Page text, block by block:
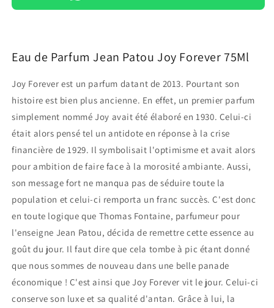
Eau de Parfum Jean Patou Joy Forever 75Ml
Joy Forever est un parfum datant de 2013. Pourtant son
histoire est bien plus ancienne. En effet, un premier parfum
simplement nommé Joy avait été élaboré en 1930. Celui-ci
était alors pensé tel un antidote en réponse à la crise
financière de 1929. Il symbolisait l'optimisme et avait alors
pour ambition de faire face à la morosité ambiante. Aussi,
son message fort ne manqua pas de séduire toute la
population et celui-ci remporta un franc succès. C'est donc
en toute logique que Thomas Fontaine, parfumeur pour
l'enseigne Jean Patou, décida de remettre cette essence au
goût du jour. Il faut dire que cela tombe à pic étant donné
que nous sommes de nouveau dans une belle panade
économique ! C'est ainsi que Joy Forever vit le jour. Celui-ci
conserve son luxe et sa qualité d'antan. Grâce à lui, la